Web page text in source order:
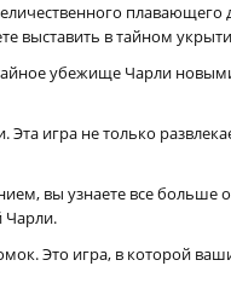
плавающего
выставить в тайном
убежище Чарли
игра не только
вы узнаете все больше
Чарли.
Это игра, в которой